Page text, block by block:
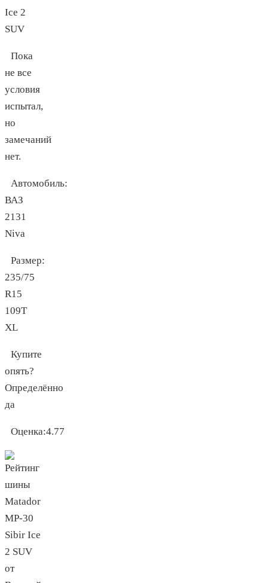
Ice 2
SUV
Пока
не все
условия
испытал,
но
замечаний
нет.
Автомобиль:
ВАЗ
2131
Niva
Размер:
235/75
R15
109T
XL
Купите
опять?
Определённо
да
Оценка:4.77